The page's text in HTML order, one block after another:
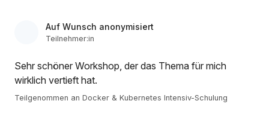
Auf Wunsch anonymisiert
Teilnehmer:in
Sehr schöner Workshop, der das Thema für mich
wirklich vertieft hat.
Teilgenommen an Docker & Kubernetes Intensiv-Schulung